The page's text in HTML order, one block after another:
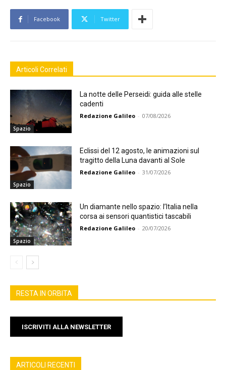
Facebook Twitter
Articoli Correlati
Spazio
La notte delle Perseidi: guida alle stelle
cadenti
Redazione Galileo - 07/08/2026
Spazio
Eclissi del 12 agosto, le animazioni sul
tragitto della Luna davanti al Sole
Redazione Galileo - 31/07/2026
Spazio
Un diamante nello spazio: l’Italia nella
corsa ai sensori quantistici tascabili
Redazione Galileo - 20/07/2026
RESTA IN ORBITA
ISCRIVITI ALLA NEWSLETTER
ARTICOLI RECENTI